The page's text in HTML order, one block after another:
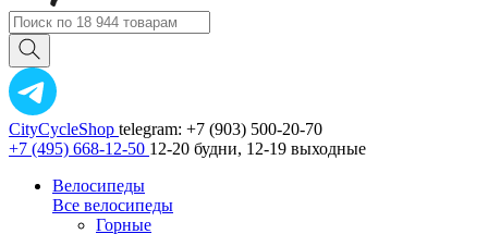
CityCycleShop telegram: +7 (903) 500-20-70
+7 (495) 668-12-50 12-20 будни, 12-19 выходные
Велосипеды
Все велосипеды
Горные